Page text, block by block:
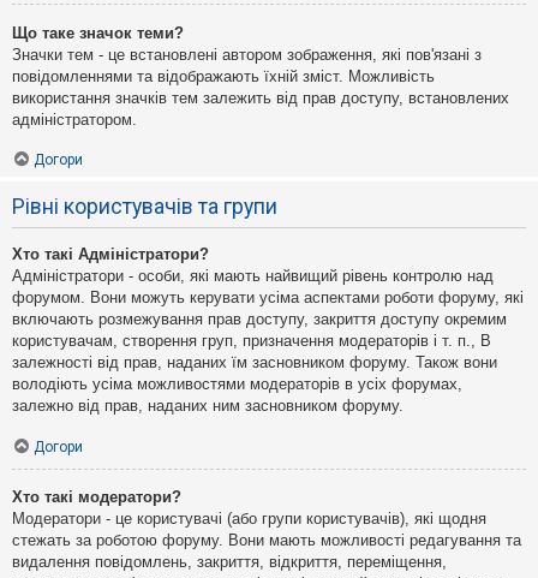
Що таке значок теми?
Значки тем - це встановлені автором зображення, які пов'язані з
повідомленнями та відображають їхній зміст. Можливість
використання значків тем залежить від прав доступу, встановлених
адміністратором.
Догори
Рівні користувачів та групи
Хто такі Адміністратори?
Адміністратори - особи, які мають найвищий рівень контролю над
форумом. Вони можуть керувати усіма аспектами роботи форуму, які
включають розмежування прав доступу, закриття доступу окремим
користувачам, створення груп, призначення модераторів і т. п., В
залежності від прав, наданих їм засновником форуму. Також вони
володіють усіма можливостями модераторів в усіх форумах,
залежно від прав, наданих ним засновником форуму.
Догори
Хто такі модератори?
Модератори - це користувачі (або групи користувачів), які щодня
стежать за роботою форуму. Вони мають можливості редагування та
видалення повідомлень, закриття, відкриття, переміщення,